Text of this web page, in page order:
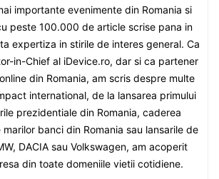
importante evenimente din Romania si
peste 100.000 de article scrise pana in
expertiza in stirile de interes general. Ca
in-Chief al iDevice.ro, dar si ca partener
din Romania, am scris despre multe
international, de la lansarea primului
prezidentiale din Romania, caderea
banci din Romania sau lansarile de
DACIA sau Volkswagen, am acoperit
din toate domeniile vietii cotidiene.